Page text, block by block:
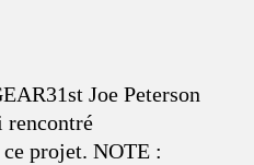
Joe Peterson
rencontré
projet. NOTE :